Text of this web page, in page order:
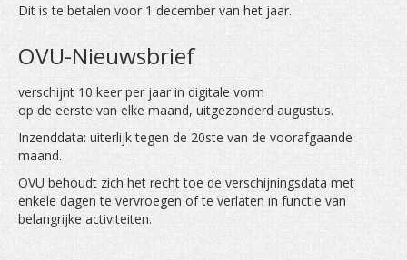
Dit is te betalen voor 1 december van het jaar.
OVU-Nieuwsbrief
verschijnt 10 keer per jaar in digitale vorm
op de eerste van elke maand, uitgezonderd augustus.
Inzenddata: uiterlijk tegen de 20ste van de voorafgaande
maand.
OVU behoudt zich het recht toe de verschijningsdata met
enkele dagen te vervroegen of te verlaten in functie van
belangrijke activiteiten.